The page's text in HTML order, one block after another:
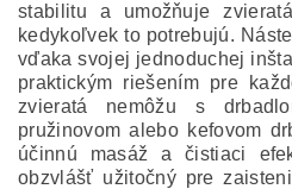
stabilitu a umožňuje
kedykoľvek to potrebujú.
vďaka svojej jednoduchej
praktickým riešením pre
zvieratá nemôžu s
pružinovom alebo kefovom
účinnú masáž a čistiaci
obzvlášť užitočný pre